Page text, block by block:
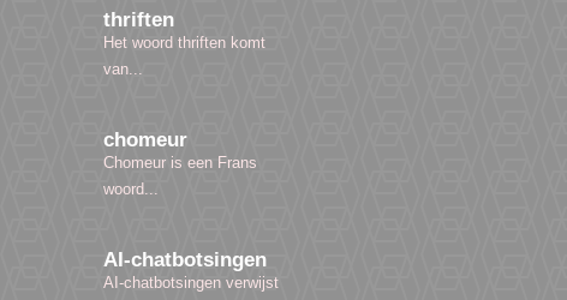
thriften
Het woord thriften komt
van...
chomeur
Chomeur is een Frans
woord...
AI-chatbotsingen
AI-chatbotsingen verwijst